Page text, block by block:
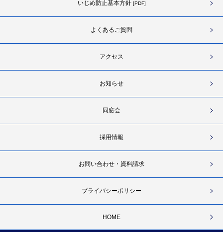
いじめ防止基本方針[PDF]
よくあるご質問
アクセス
お知らせ
同窓会
採用情報
お問い合わせ・資料請求
プライバシーポリシー
HOME